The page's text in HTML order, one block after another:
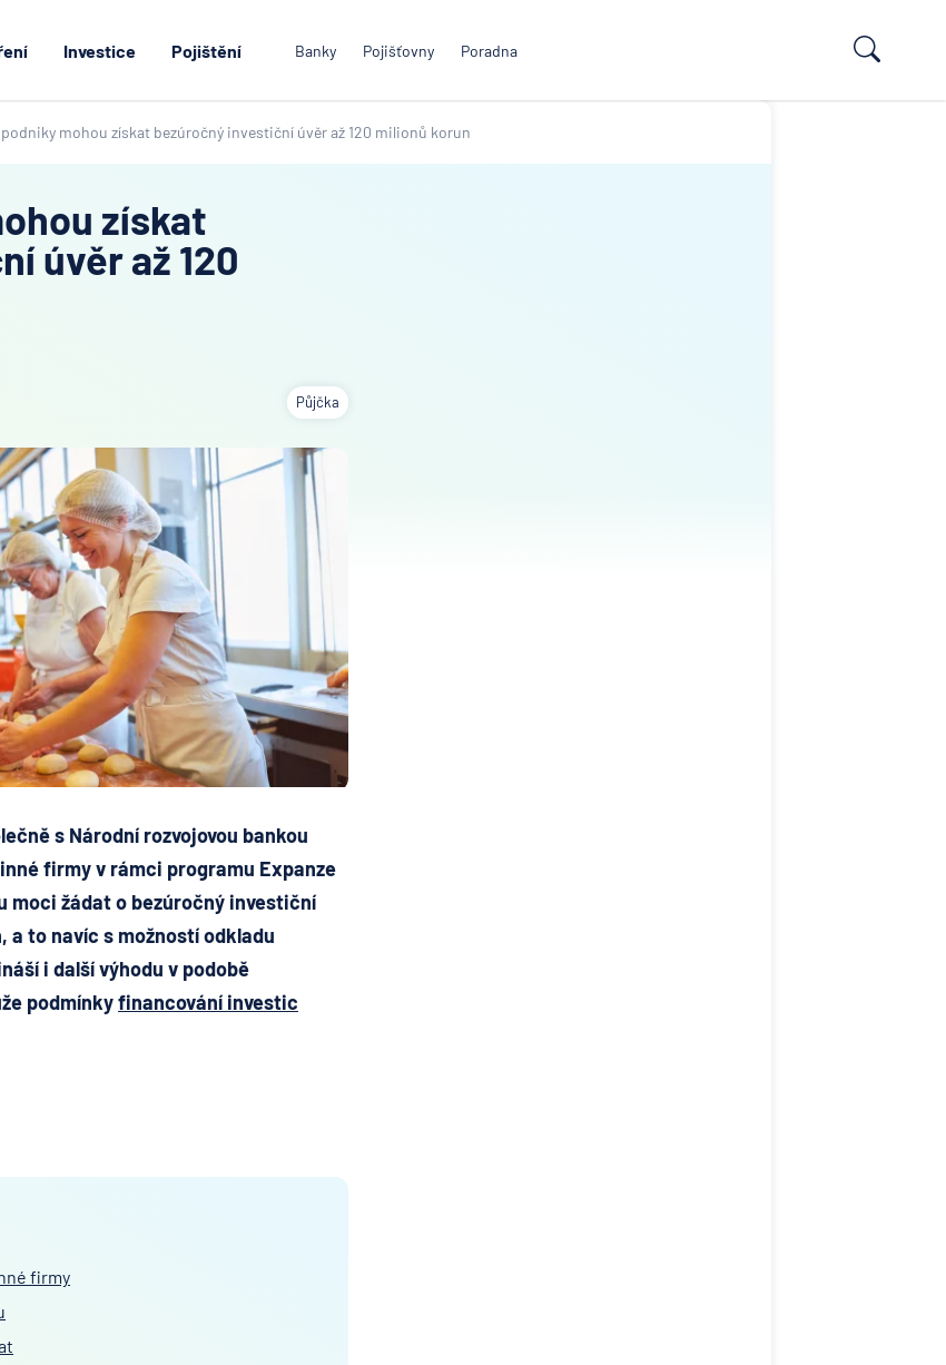
Investice Pojištění Banky Pojišťovny Poradna
mohou získat bezúročný investiční úvěr až 120 milionů korun
získat
úvěr až 120
Půjčka
s Národní rozvojovou bankou
firmy v rámci programu Expanze
moci žádat o bezúročný investiční
a to navíc s možností odkladu
i další výhodu v podobě
podmínkyfinancování investic
firmy